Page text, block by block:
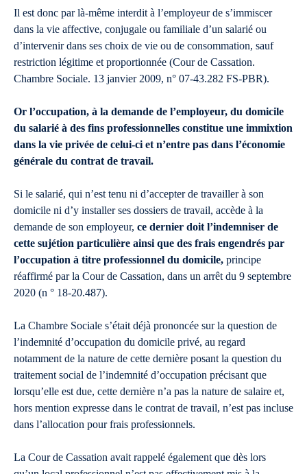
Il est donc par là-même interdit à l’employeur de s’immiscer
dans la vie affective, conjugale ou familiale d’un salarié ou
d’intervenir dans ses choix de vie ou de consommation, sauf
restriction légitime et proportionnée (Cour de Cassation.
Chambre Sociale. 13 janvier 2009, n° 07-43.282 FS-PBR).
Or l’occupation, à la demande de l’employeur, du domicile
du salarié à des fins professionnelles constitue une immixtion
dans la vie privée de celui-ci et n’entre pas dans l’économie
générale du contrat de travail.
Si le salarié, qui n’est tenu ni d’accepter de travailler à son
domicile ni d’y installer ses dossiers de travail, accède à la
demande de son employeur, ce dernier doit l’indemniser de
cette sujétion particulière ainsi que des frais engendrés par
l’occupation à titre professionnel du domicile, principe
réaffirmé par la Cour de Cassation, dans un arrêt du 9 septembre
2020 (n ° 18-20.487).
La Chambre Sociale s’était déjà prononcée sur la question de
l’indemnité d’occupation du domicile privé, au regard
notamment de la nature de cette dernière posant la question du
traitement social de l’indemnité d’occupation précisant que
lorsqu’elle est due, cette dernière n’a pas la nature de salaire et,
hors mention expresse dans le contrat de travail, n’est pas incluse
dans l’allocation pour frais professionnels.
La Cour de Cassation avait rappelé également que dès lors